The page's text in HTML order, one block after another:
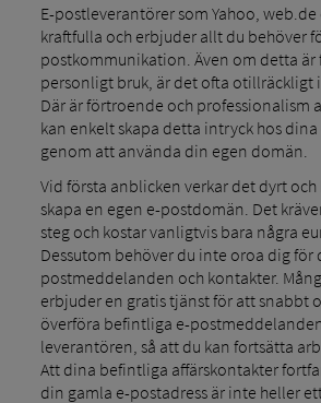
E-postleverantörer som Yahoo,
kraftfulla och erbjuder allt du behöver
postkommunikation. Även om detta
personligt bruk, är det ofta otillräckligt
Där är förtroende och professionalism
kan enkelt skapa detta intryck hos
genom att använda din egen domän.
Vid första anblicken verkar det dyrt
skapa en egen e-postdomän. Det
steg och kostar vanligtvis bara några
Dessutom behöver du inte oroa dig för
postmeddelanden och kontakter.
erbjuder en gratis tjänst för att snabbt
överföra befintliga e-
leverantören, så att du kan fortsätta
Att dina befintliga affärskontakter
din gamla e-postadress är inte heller